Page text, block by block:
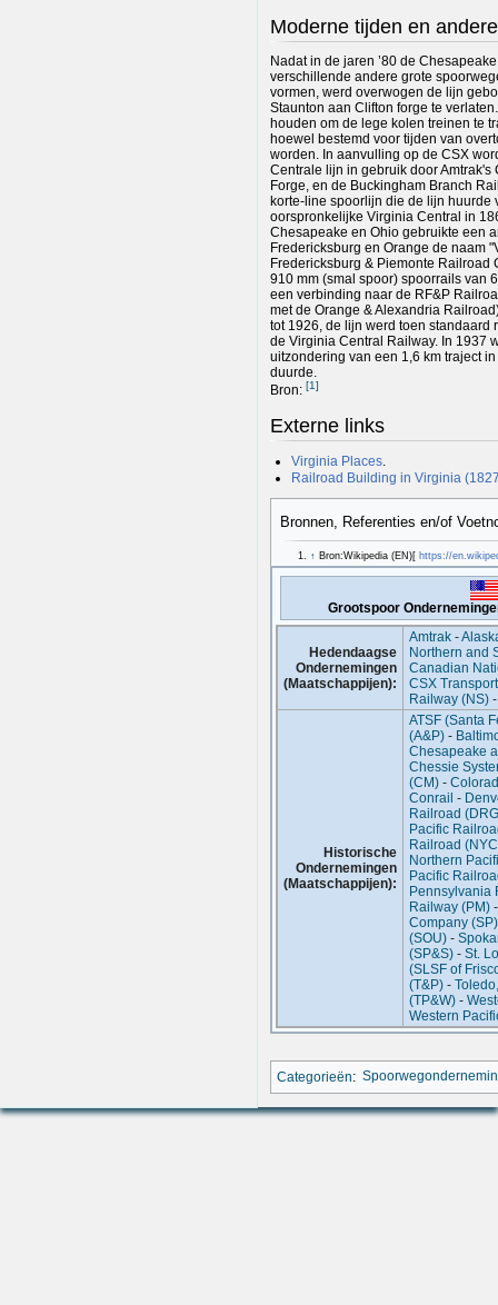
Moderne tijden en
Nadat in de jaren ’80 de
verschillende andere grote
vormen, werd overwogen de lijn
Staunton aan Clifton forge te
houden om de lege kolen treinen te
hoewel bestemd voor tijden van
worden. In aanvulling op de CSX
Centrale lijn in gebruik door
Forge, en de Buckingham Branch
korte-line spoorlijn die de lijn huurde
oorspronkelijke Virginia Central in
Chesapeake en Ohio gebruikte een
Fredericksburg en Orange de naam
Fredericksburg & Piemonte
910 mm (smal spoor) spoorrails van
een verbinding naar de RF&P
met de Orange & Alexandria
tot 1926, de lijn werd toen standaard
de Virginia Central Railway. In 1937
uitzondering van een 1,6 km traject
duurde.
Bron: [1]
Externe links
Virginia Places.
Railroad Building in Virginia
Bronnen, Referenties en/of
↑ Bron:Wikipedia (EN)[ https://
Grootspoor
Hedendaagse
Ondernemingen
(Maatschappijen):
Amtrak-
Northern and
Canadian
CSX
Railway (NS)
Historische
Ondernemingen
(Maatschappijen):
ATSF (Santa
(A&P)-
Chesapeake
Chessie
(CM)-
Conrail -
Railroad
Pacific
Railroad
Northern
Pacific
Pennsylvania
Railway (PM)
Company (SP)
(SOU)-
(SP&S)- St.
(SLSF of
(T&P)-
(TP&W)-
Western
Categorieën: